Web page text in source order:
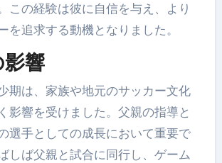
この経験は彼に自信を与え、より
を追求する動機となりました。
響
期は、家族や地元のサッカー文化
影響を受けました。父親の指導と
選手としての成長において重要で
しば父親と試合に同行し、ゲーム